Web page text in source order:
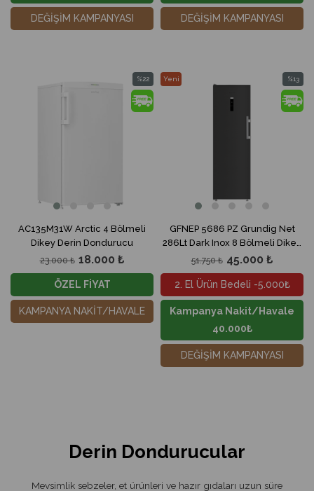
DEĞİŞİM KAMPANYASI DEĞİŞİM KAMPANYASI
AC135M31W Arctic 4 Bölmeli
Dikey Derin Dondurucu
18.000 ₺
23.000 ₺
%22
İndirim
%22İndirim
ÖZEL FİYAT
KAMPANYA NAKİT/HAVALE
GFNEP 5686 PZ Grundig Net
286Lt Dark Inox 8 Bölmeli Dikey
Derin Dondurucu
45.000 ₺
51.750 ₺
%13
İndirim
Yeni
2. El Ürün Bedeli -5.000₺
Kampanya Nakit/Havale
40.000₺
DEĞİŞİM KAMPANYASI
Derin Dondurucular
Mevsimlik sebzeler, et ürünleri ve hazır gıdaları uzun süre